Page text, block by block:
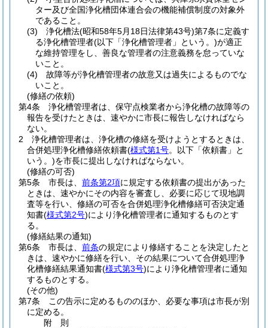
ター及び全国浄化槽団体連合会の機能補償制度の対象外
であること。
(3)
浄化槽法(昭和58年5月18日法律第43号)第7条に定義す
る浄化槽管理者(以下「浄化槽管理者」という。)が適正
な維持管理をし、善良な管理者の注意義務を怠っていな
いこと。
(4)
故障等が浄化槽管理者の故意又は過失によるものでな
いこと。
(修繕の依頼)
第4条
浄化槽管理者は、保守点検業者から浄化槽の故障等の
報告を受けたときは、速やかに市長に報告しなければなら
ない。
2
浄化槽管理者は、浄化槽の修繕を受けようとするときは、
合併処理浄化槽修繕依頼書(様式第1号。以下「依頼書」と
いう。)を市長に提出しなければならない。
(修繕の可否)
第5条
市長は、 前条第2項に規定する依頼書の提出があった
ときは、速やかにその内容を審査し、必要に応じて現地調
査等を行い、修繕の可否を合併処理浄化槽修繕可否決定通
知書(様式第2号)により浄化槽管理者に通知するものとす
る。
(修繕結果の通知)
第6条
市長は、 前条の規定により修繕することを決定したと
きは、速やかに修繕を行い、その結果について合併処理浄
化槽修繕結果通知書(様式第3号)により浄化槽管理者に通知
するものとする。
(その他)
第7条
この告示に定めるもののほか、必要な事項は市長が別
に定める。
附 則